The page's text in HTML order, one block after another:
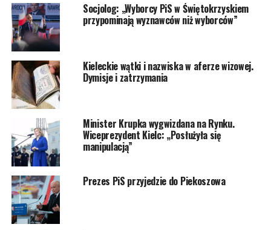
Socjolog: „Wyborcy PiS w Świętokrzyskiem
przypominają wyznawców niż wyborców”
Kieleckie wątki i nazwiska w aferze wizowej.
Dymisje i zatrzymania
Minister Krupka wygwizdana na Rynku.
Wiceprezydent Kielc: „Posłużyła się
manipulacją”
Prezes PiS przyjedzie do Piekoszowa